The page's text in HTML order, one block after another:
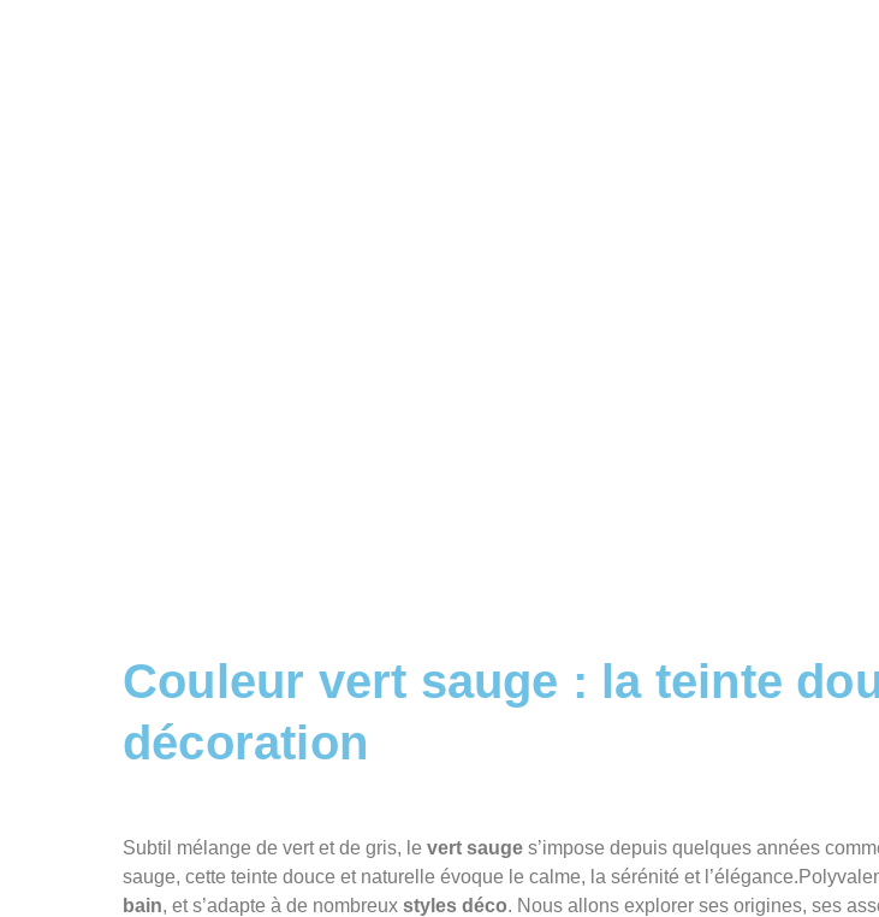
Couleur vert sauge : la teinte
décoration
Subtil mélange de vert et de gris, le vert sauge s’impose depuis quelques années
sauge, cette teinte douce et naturelle évoque le calme, la sérénité et
bain, et s’adapte à de nombreux styles déco. Nous allons explorer ses origines, ses